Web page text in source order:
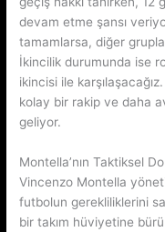
devam etme şansı
tamamlarsa, diğer
İkincilik durumunda ise
ikincisi ile
kolay bir rakip ve daha
geliyor.
Montella’nın Taktiksel
Vincenzo Montella
futbolun gerekliliklerini
bir takım hüviyetine